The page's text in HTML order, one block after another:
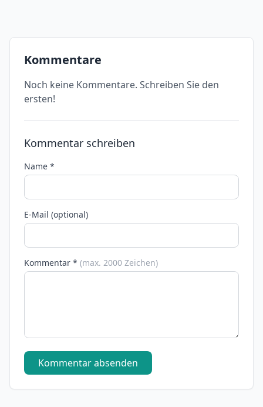
Kommentare
Noch keine Kommentare. Schreiben Sie den
ersten!
Kommentar schreiben
Name *
E-Mail (optional)
Kommentar * (max. 2000 Zeichen)
Kommentar absenden